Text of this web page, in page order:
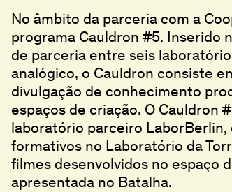
No âmbito da parceria com a
programa Cauldron #5. Inserido
de parceria entre seis
analógico, o Cauldron consiste
divulgação de conhecimento
espaços de criação. O Cauldron
laboratório parceiro
formativos no Laboratório da
filmes desenvolvidos no espaço
apresentada no Batalha.